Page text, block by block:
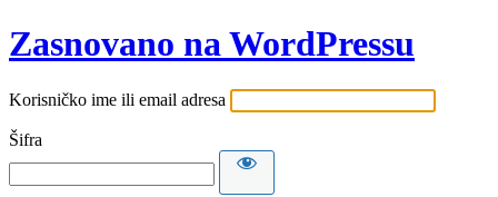
Zasnovano na WordPressu
Korisničko ime ili email adresa
Šifra